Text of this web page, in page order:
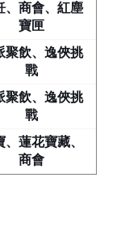
、商會、紅塵
寶匣
聚飲、逸俠挑
戰
聚飲、逸俠挑
戰
、蓮花寶藏、
商會